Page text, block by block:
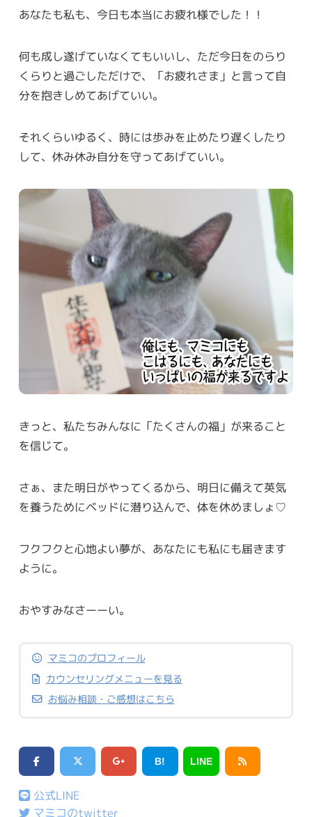
あなたも私も、今日も本当にお疲れ様でした！！
何も成し遂げていなくてもいいし、ただ今日をのらり
くらりと過ごしただけで、「お疲れさま」と言って自
分を抱きしめてあげていい。
それくらいゆるく、時には歩みを止めたり遅くしたり
して、休み休み自分を守ってあげていい。
きっと、私たちみんなに「たくさんの福」が来ること
を信じて。
さぁ、また明日がやってくるから、明日に備えて英気
を養うためにベッドに潜り込んで、体を休めましょ♡
フクフクと心地よい夢が、あなたにも私にも届きます
ように。
おやすみなさーーい。
マミコのプロフィール
カウンセリングメニューを見る
お悩み相談・ご感想はこちら
B! LINE
公式LINE
マミコのtwitter